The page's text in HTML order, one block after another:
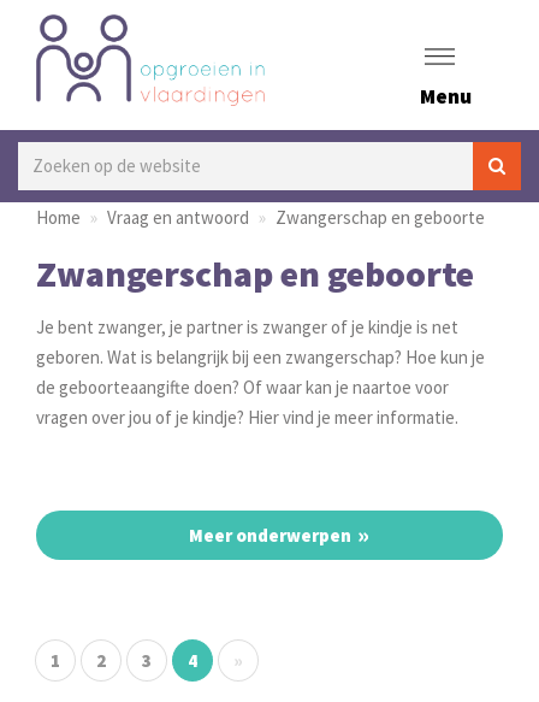
Menu
Home Vraag en antwoord Zwangerschap en geboorte
Zwangerschap en geboorte
Je bent zwanger, je partner is zwanger of je kindje is net
geboren. Wat is belangrijk bij een zwangerschap? Hoe kun je
de geboorteaangifte doen? Of waar kan je naartoe voor
vragen over jou of je kindje? Hier vind je meer informatie.
Meer onderwerpen
1 2 3 4 »